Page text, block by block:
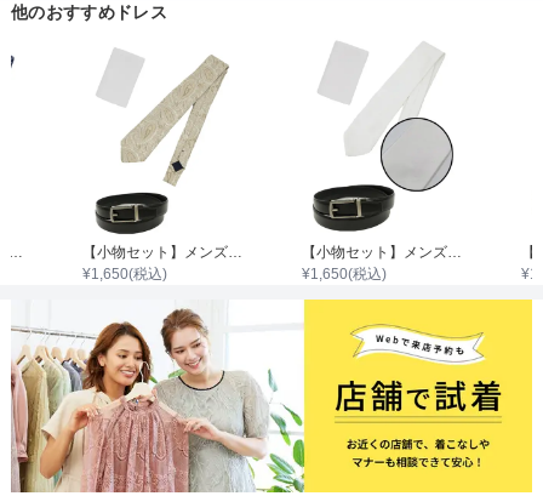
他のおすすめドレス
【小物セット】メンズパーティースーツ用ペイズリー柄（ネイビー）ネクタイ
【小物セット】メンズパーティースーツ用ペイズリー柄（ベージュ）ネクタイ
¥1,650(税込)
【小物セット】メンズフォーマル用（冠婚葬祭）白ネクタイ（ストライプ）
¥1,650(税込) ¥